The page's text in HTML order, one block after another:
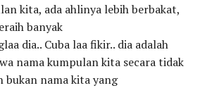
kita, ada ahlinya lebih berbakat,
banyak
dia.. Cuba laa fikir.. dia adalah
nama kumpulan kita secara tidak
bukan nama kita yang